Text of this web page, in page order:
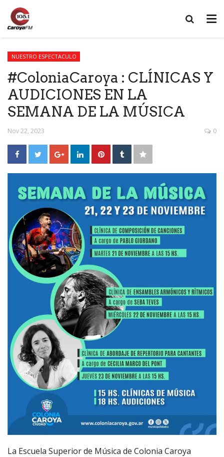
NUESTRO ESPECTACULO
#ColoniaCaroya : CLÍNICAS Y
AUDICIONES EN LA
SEMANA DE LA MÚSICA
Nov 22, 2023 0
La Escuela Superior de Música de Colonia Caroya